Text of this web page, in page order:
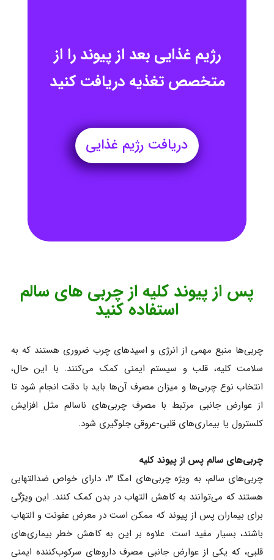
رژیم غذایی بعد از پیوند را از
متخصص تغذیه دریافت کنید
دریافت رژیم غذایی
پس از پیوند کلیه از چربی های سالم
استفاده کنید
چربی‌ها منبع مهمی از انرژی و اسیدهای چرب ضروری هستند که به
سلامت کلیه، قلب و سیستم ایمنی کمک می‌کنند. با این حال،
انتخاب نوع چربی‌ها و میزان مصرف آن‌ها باید با دقت انجام شود تا
از عوارض جانبی مرتبط با مصرف چربی‌های ناسالم مثل افزایش
کلسترول یا بیماری‌های قلبی-عروقی جلوگیری شود.
چربی‌های سالم پس از پیوند کلیه
چربی‌های سالم، به ویژه چربی‌های امگا ۳، دارای خواص ضدالتهابی
هستند که می‌توانند به کاهش التهاب در بدن کمک کنند. این ویژگی
برای بیماران پس از پیوند که ممکن است در معرض عفونت و التهاب
باشند، بسیار مفید است. علاوه بر این به کاهش خطر بیماری‌های
قلبی، که یکی از عوارض جانبی مصرف داروهای سرکوب‌کننده ایمنی